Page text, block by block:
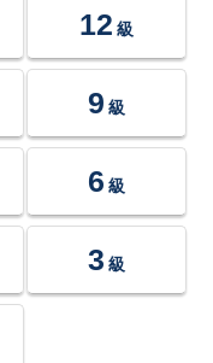
12 級
9 級
6 級
3 級